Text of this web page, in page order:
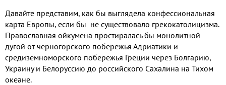
Давайте представим, как бы выглядела конфессиональная
карта Европы, если бы не существовало грекокатолицизма.
Православная ойкумена простиралась бы монолитной
дугой от черногорского побережья Адриатики и
средиземноморского побережья Греции через Болгарию,
Украину и Белоруссию до российского Сахалина на Тихом
океане.